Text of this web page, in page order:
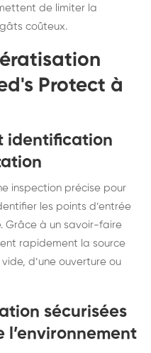
de limiter la
coûteux.
Protect à
identification
inspection précise pour
les points d’entrée
Grâce à un savoir-faire
rapidement la source
vide, d’une ouverture ou
sécurisées
l’environnement